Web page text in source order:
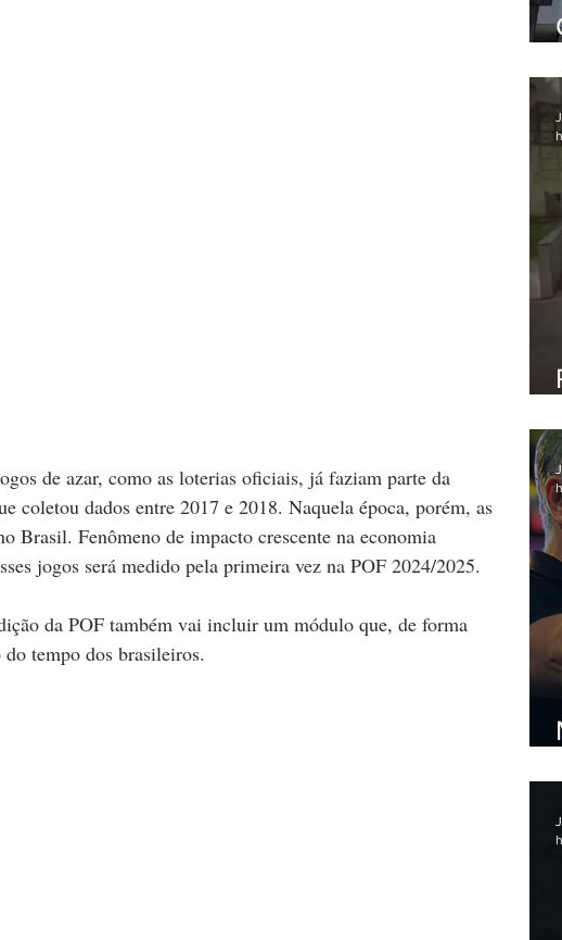
de azar, como as loterias oficiais, já faziam parte da
coletou dados entre 2017 e 2018. Naquela época, porém, as
Brasil. Fenômeno de impacto crescente na economia
jogos será medido pela primeira vez na POF 2024/2025.
da POF também vai incluir um módulo que, de forma
tempo dos brasileiros.